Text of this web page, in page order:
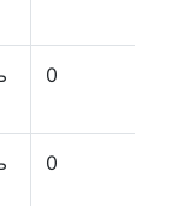
0
0